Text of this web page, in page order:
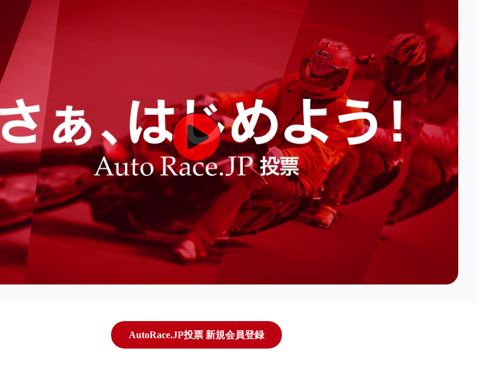
AutoRace.JP投票 新規会員登録